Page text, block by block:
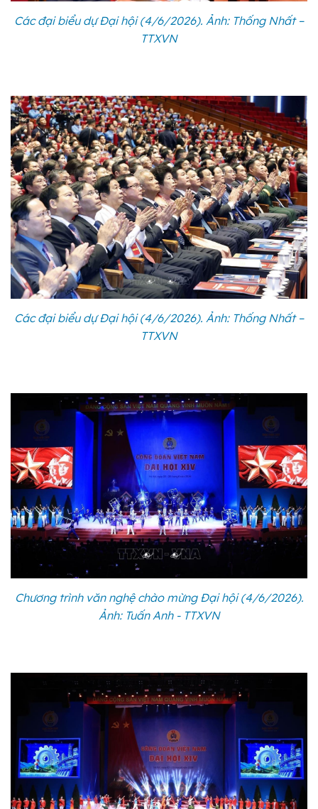
Các đại biểu dự Đại hội (4/6/2026). Ảnh: Thống Nhất –
TTXVN
Các đại biểu dự Đại hội (4/6/2026). Ảnh: Thống Nhất –
TTXVN
Chương trình văn nghệ chào mừng Đại hội (4/6/2026).
Ảnh: Tuấn Anh - TTXVN